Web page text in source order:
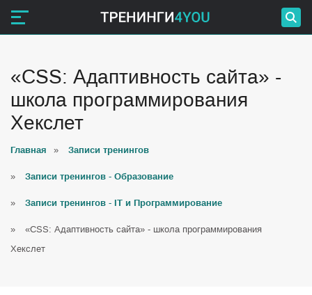
«CSS: Адаптивность сайта» -
школа программирования
Хекслет
Главная » Записи тренингов
» Записи тренингов - Образование
» Записи тренингов - IT и Программирование
»
«CSS: Адаптивность сайта» - школа программирования
Хекслет